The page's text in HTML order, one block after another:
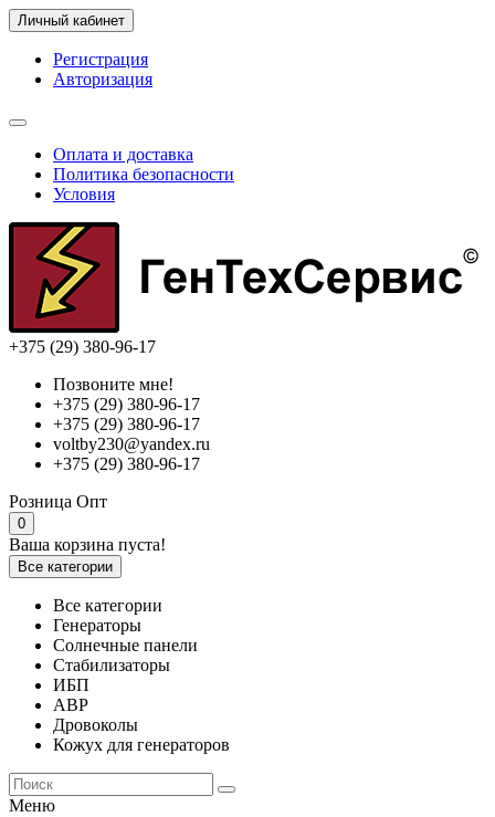
Личный кабинет
Регистрация
Авторизация
Оплата и доставка
Политика безопасности
Условия
+375 (29) 380-96-17
Позвоните мне!
+375 (29) 380-96-17
+375 (29) 380-96-17
voltby230@yandex.ru
+375 (29) 380-96-17
Розница Опт
0
Ваша корзина пуста!
Все категории
Все категории
Генераторы
Солнечные панели
Стабилизаторы
ИБП
АВР
Дровоколы
Кожух для генераторов
Меню